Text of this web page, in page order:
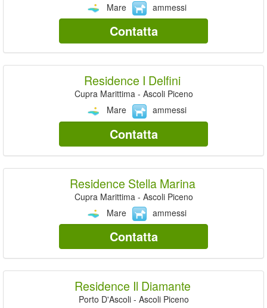
Mare
ammessi
Contatta
Residence I Delfini
Cupra Marittima - Ascoli Piceno
Mare
ammessi
Contatta
Residence Stella Marina
Cupra Marittima - Ascoli Piceno
Mare
ammessi
Contatta
Residence Il Diamante
Porto D'Ascoli - Ascoli Piceno